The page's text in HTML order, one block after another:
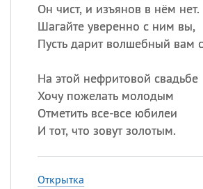
Он чист, и изъянов в нём нет.
Шагайте уверенно с ним вы,
Пусть дарит волшебный вам
На этой нефритовой свадьбе
Хочу пожелать молодым
Отметить все-все юбилеи
И тот, что зовут золотым.
Открытка